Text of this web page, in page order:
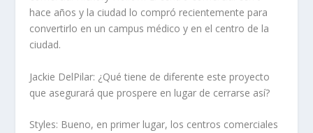
hace años y la ciudad lo compró recientemente para
convertirlo en un campus médico y en el centro de la
ciudad.
Jackie DelPilar: ¿Qué tiene de diferente este proyecto
que asegurará que prospere en lugar de cerrarse así?
Styles: Bueno, en primer lugar, los centros comerciales